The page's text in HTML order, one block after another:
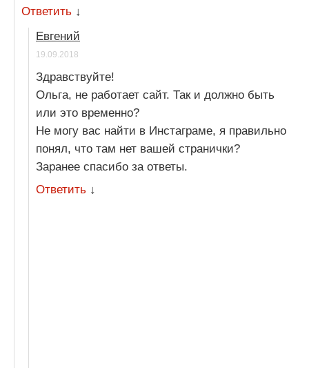
Ответить ↓
Евгений
19.09.2018
Здравствуйте!
Ольга, не работает сайт. Так и должно быть
или это временно?
Не могу вас найти в Инстаграме, я правильно
понял, что там нет вашей странички?
Заранее спасибо за ответы.
Ответить ↓